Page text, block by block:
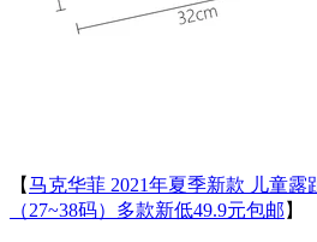
【马克华菲 2021年夏季新款 儿童露
（27~38码）多款新低49.9元包邮 】